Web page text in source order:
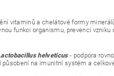
vitaminů a chelátové formy
funkci organismu, prevenci
helveticus - podpora
na imunitní systém a